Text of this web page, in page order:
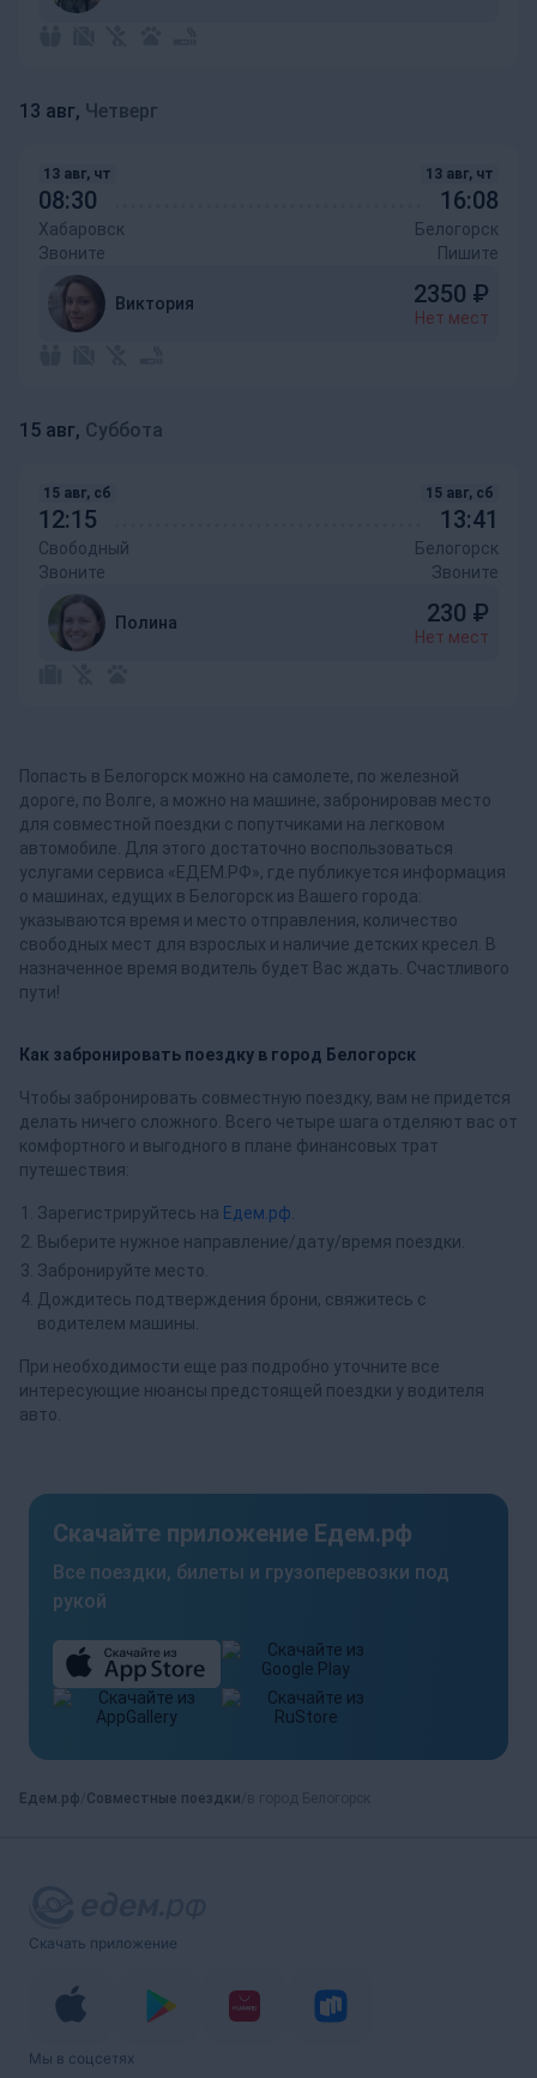
13 авг, Четверг
08:30
13 авг, чт
Хабаровск
Звоните
16:08
13 авг, чт
Белогорск
Пишите
Виктория 2350 ₽
Нет мест
15 авг, Суббота
12:15
15 авг, сб
Свободный
Звоните
13:41
15 авг, сб
Белогорск
Звоните
Полина 230 ₽
Нет мест
Попасть в Белогорск можно на самолете, по железной
дороге, по Волге, а можно на машине, забронировав место
для совместной поездки с попутчиками на легковом
автомобиле. Для этого достаточно воспользоваться
услугами сервиса «ЕДЕМ.РФ», где публикуется информация
о машинах, едущих в Белогорск из Вашего города:
указываются время и место отправления, количество
свободных мест для взрослых и наличие детских кресел. В
назначенное время водитель будет Вас ждать. Счастливого
пути!
Как забронировать поездку в город Белогорск
Чтобы забронировать совместную поездку, вам не придется
делать ничего сложного. Всего четыре шага отделяют вас от
комфортного и выгодного в плане финансовых трат
путешествия:
Зарегистрируйтесь на Едем.рф
Выберите нужное направление/дату/время поездки.
Забронируйте место.
Дождитесь подтверждения брони, свяжитесь с
водителем машины.
При необходимости еще раз подробно уточните все
интересующие нюансы предстоящей поездки у водителя
авто.
Скачайте приложение Едем.рф
Все поездки, билеты и грузоперевозки под
рукой
Едем.рф Совместные поездки
Скачать приложение
Мы в соцсетях